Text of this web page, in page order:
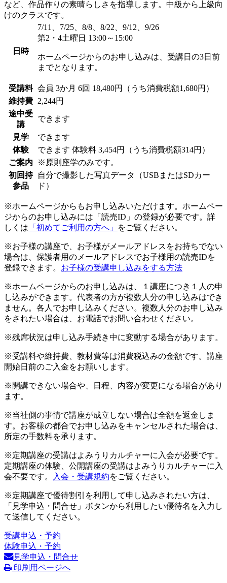
など、作品作りの素晴らしさを指導します。中級から上級向
けのクラスです。
日時
7/11、7/25、8/8、8/22、9/12、9/26
第2・4土曜日 13:00～15:00
ホームページからのお申し込みは、受講日の3日前
までとなります。
受講料 会員 3か月 6回 18,480円（うち消費税額1,680円）
維持費
2,244円
途中受
講
できます
見学
できます
体験
できます 体験料 3,454円（うち消費税額314円）
ご案内
※原則座学のみです。
初回持
参品
自分で撮影した写真データ（USBまたはSDカー
ド）
※ホームページからもお申し込みいただけます。ホームペー
ジからのお申し込みには「読売ID」の登録が必要です。詳
しくは 「初めてご利用の方へ」 をご覧ください。
※お子様の講座で、お子様がメールアドレスをお持ちでない
場合は、保護者用のメールアドレスでお子様用の読売IDを
登録できます。 お子様の受講申し込みをする方法
※ホームページからのお申し込みは、１講座につき１人の申
し込みができます。代表者の方が複数人分の申し込みはでき
ません。各人でお申し込みください。複数人分のお申し込み
をされたい場合は、お電話でお問い合わせください。
※残席状況は申し込み手続き中に変動する場合があります。
※受講料や維持費、教材費等は消費税込みの金額です。講座
開始日前のご入金をお願いします。
※開講できない場合や、日程、内容が変更になる場合があり
ます。
※当社側の事情で講座が成立しない場合は全額を返金しま
す。お客様の都合でお申し込みをキャンセルされた場合は、
所定の手数料を承ります。
※定期講座の受講はよみうりカルチャーに入会が必要です。
定期講座の体験、公開講座の受講はよみうりカルチャーに入
会不要です。
入会・受講規約をご覧ください。
※定期講座で優待割引を利用して申し込みされたい方は、
「見学申込・問合せ」ボタンから利用したい優待名を入力し
て送信してください。
受講申込・予約
体験申込・予約
見学申込・問合せ
印刷用ページへ